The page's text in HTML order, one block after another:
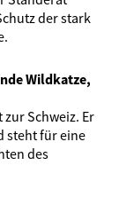
der stark
Wildkatze,
Schweiz. Er
steht für eine
des